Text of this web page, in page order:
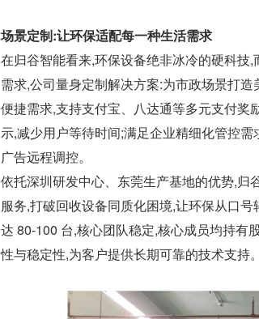
场景定制:让环保适配每一种生活需求
在归谷智能看来,环保设备绝非冰冷的硬科
需求,公司量身定制解决方案:为市政场景打
便捷需求,支持支付宝、八达通等多元支付奖
示,减少用户等待时间;满足企业精细化管控需
广告远程调控。
依托深圳研发中心、东莞生产基地的优势,
服务,打破回收设备同质化困境,让环保从口
达 80-100 台,核心团队稳定,核心成员均持有
性与稳定性,为客户提供长期可靠的技术支持。